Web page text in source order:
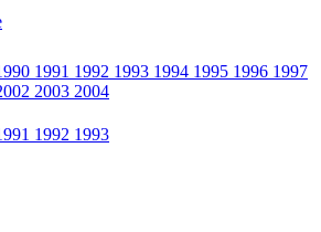
1991 1992 1993 1994 1995 1996 1997
2003 2004
1992 1993